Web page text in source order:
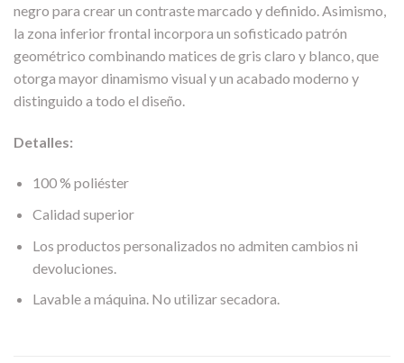
negro para crear un contraste marcado y definido. Asimismo,
la zona inferior frontal incorpora un sofisticado patrón
geométrico combinando matices de gris claro y blanco, que
otorga mayor dinamismo visual y un acabado moderno y
distinguido a todo el diseño.
Detalles:
100 % poliéster
Calidad superior
Los productos personalizados no admiten cambios ni
devoluciones.
Lavable a máquina. No utilizar secadora.